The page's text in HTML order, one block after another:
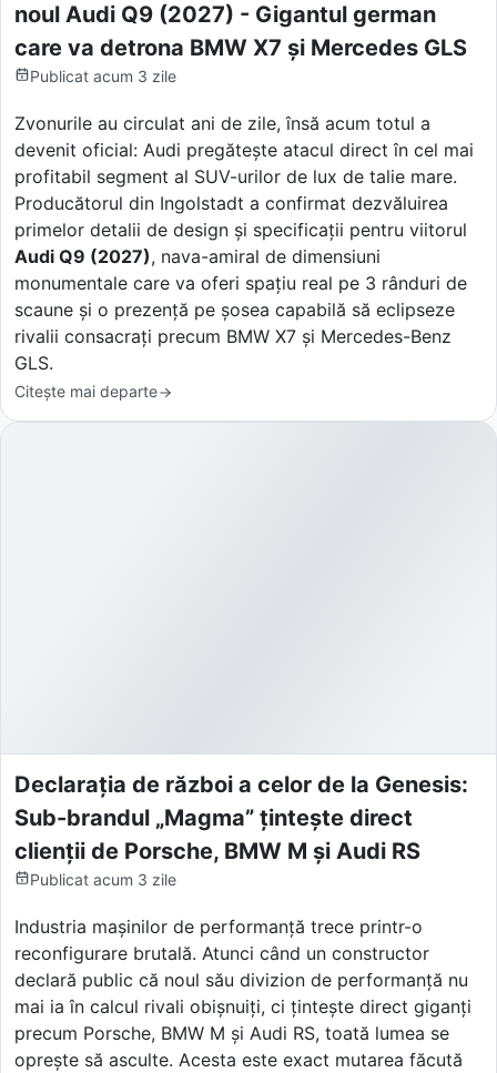
noul Audi Q9 (2027) - Gigantul german
care va detrona BMW X7 și Mercedes GLS
Publicat acum 3 zile
Zvonurile au circulat ani de zile, însă acum totul a
devenit oficial: Audi pregătește atacul direct în cel mai
profitabil segment al SUV-urilor de lux de talie mare.
Producătorul din Ingolstadt a confirmat dezvăluirea
primelor detalii de design și specificații pentru viitorul
Audi Q9 (2027), nava-amiral de dimensiuni
monumentale care va oferi spațiu real pe 3 rânduri de
scaune și o prezență pe șosea capabilă să eclipseze
rivalii consacrați precum BMW X7 și Mercedes-Benz
GLS.
Citește mai departe
Declarația de război a celor de la Genesis:
Sub-brandul „Magma” țintește direct
clienții de Porsche, BMW M și Audi RS
Publicat acum 3 zile
Industria mașinilor de performanță trece printr-o
reconfigurare brutală. Atunci când un constructor
declară public că noul său divizion de performanță nu
mai ia în calcul rivali obișnuiți, ci țintește direct giganți
precum Porsche, BMW M și Audi RS, toată lumea se
oprește să asculte. Acesta este exact mutarea făcută